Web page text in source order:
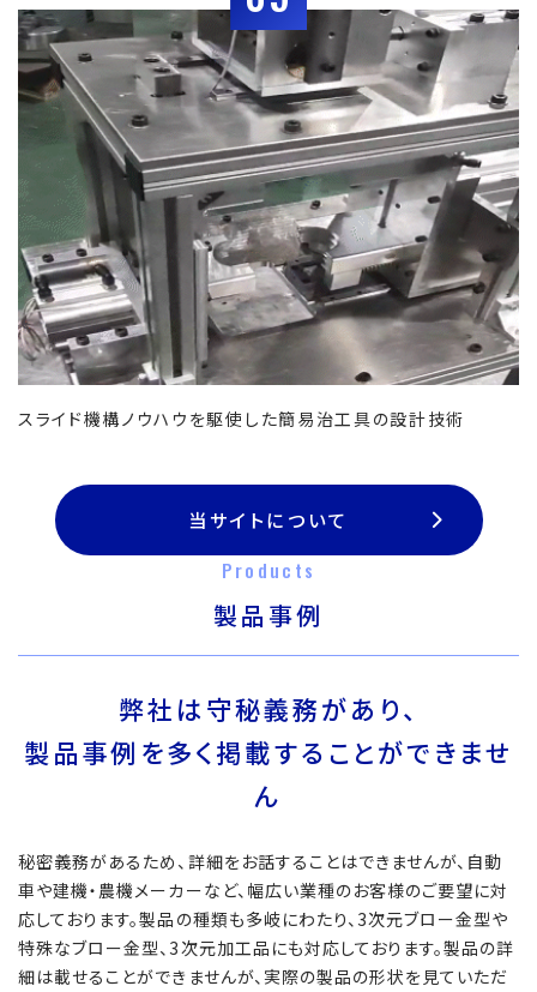
スライド機構ノウハウを駆使した簡易治工具の設計技術
当サイトについて
Products
製品事例
弊社は守秘義務があり、
製品事例を多く掲載することができませ
ん
秘密義務があるため、詳細をお話することはできませんが、自動
車や建機・農機メーカーなど、幅広い業種のお客様のご要望に対
応しております。製品の種類も多岐にわたり、3次元ブロー金型や
特殊なブロー金型、3次元加工品にも対応しております。製品の詳
細は載せることができませんが、実際の製品の形状を見ていただ